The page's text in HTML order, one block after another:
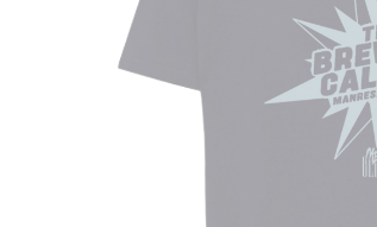
Hit enter to search or ESC to close